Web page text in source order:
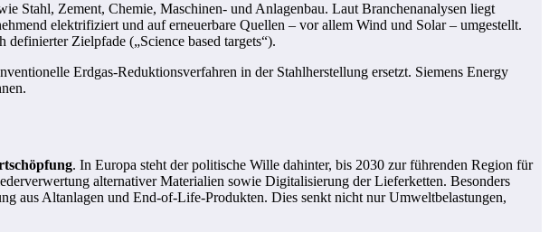
Stahl, Zement, Chemie, Maschinen- und Anlagenbau. Laut Branchenanalysen liegt
elektrifiziert und auf erneuerbare Quellen – vor allem Wind und Solar – umgestellt.
Zielpfade („Science based targets“).
Erdgas-Reduktionsverfahren in der Stahlherstellung ersetzt. Siemens Energy
. In Europa steht der politische Wille dahinter, bis 2030 zur führenden Region für
alternativer Materialien sowie Digitalisierung der Lieferketten. Besonders
aus Altanlagen und End-of-Life-Produkten. Dies senkt nicht nur Umweltbelastungen,